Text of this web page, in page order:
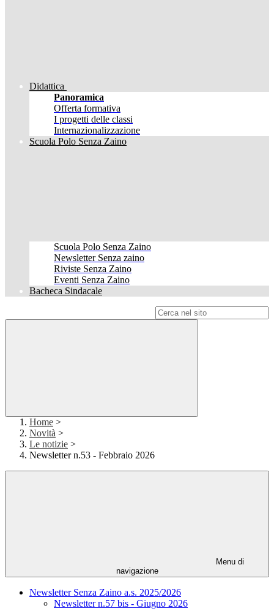
Didattica
Panoramica
Offerta formativa
I progetti delle classi
Internazionalizzazione
Scuola Polo Senza Zaino
Scuola Polo Senza Zaino
Newsletter Senza zaino
Riviste Senza Zaino
Eventi Senza Zaino
Bacheca Sindacale
Home >
Novità >
Le notizie >
Newsletter n.53 - Febbraio 2026
Menu di
navigazione
Newsletter Senza Zaino a.s. 2025/2026
Newsletter n.57 bis - Giugno 2026